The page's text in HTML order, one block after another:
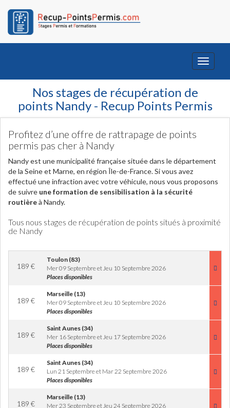
Toggle
Nos stages de récupération de
points Nandy - Recup Points Permis
Profitez d’une offre de rattrapage de points
permis pas cher à Nandy
Nandy est une municipalité française située dans le département
de la Seine et Marne, en région Île-de-France. Si vous avez
effectué une infraction avec votre véhicule, nous vous proposons
de suivre une formation de sensibilisation à la sécurité
routièreà Nandy.
Tous nous stages de récupération de points situés à proximité
de Nandy
189 €
Toulon (83)
Mer 09 Septembre et Jeu 10 Septembre 2026
Places disponibles
189 €
Marseille (13)
Mer 09 Septembre et Jeu 10 Septembre 2026
Places disponibles
189 €
Saint Aunes (34)
Mer 16 Septembre et Jeu 17 Septembre 2026
Places disponibles
189 €
Saint Aunes (34)
Lun 21 Septembre et Mar 22 Septembre 2026
Places disponibles
189 €
Marseille (13)
Mer 23 Septembre et Jeu 24 Septembre 2026